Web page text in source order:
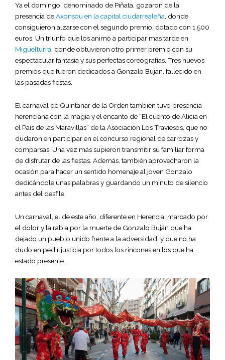
Ya el domingo, denominado de Piñata, gozaron de la
presencia deAxonsou en la capital ciudarrealeña , donde
consiguieron alzarse con el segundo premio, dotado con 1.500
euros. Un triunfo que los animó a participar más tarde en
Miguelturra , donde obtuvieron otro primer premio con su
espectacular fantasía y sus perfectas coreografías. Tres nuevos
premios que fueron dedicados a Gonzalo Buján, fallecido en
las pasadas fiestas.
El carnaval de Quintanar de la Orden también tuvo presencia
herenciana con la magia y el encanto de “El cuento de Alicia en
el Pais de las Maravillas” de la Asociación Los Traviesos, que no
dudaron en participar en el concurso regional de carrozas y
comparsas. Una vez más supieron transmitir su familiar forma
de disfrutar de las fiestas. Además, también aprovecharon la
ocasión para hacer un sentido homenaje al joven Gonzalo
dedicándole unas palabras y guardando un minuto de silencio
antes del desfile.
Un carnaval, el de este año, diferente en Herencia, marcado por
el dolor y la rabia por la muerte de Gonzalo Buján que ha
dejado un pueblo unido frente a la adversidad, y que no ha
dudo en pedir justicia por todos los rincones en los que ha
estado presente.